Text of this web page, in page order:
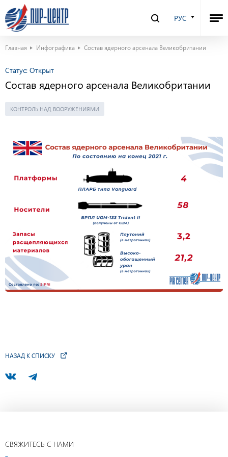
РУС
Главная Инфографика Состав ядерного арсенала Великобритании
Статус: Открыт
Состав ядерного арсенала Великобритании
КОНТРОЛЬ НАД ВООРУЖЕНИЯМИ
НАЗАД К СПИСКУ
СВЯЖИТЕСЬ С НАМИ